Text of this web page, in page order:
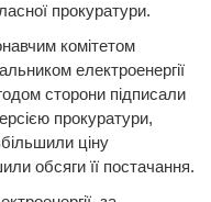
прокуратури.
комітетом
електроенергії
сторони підписали
прокуратури,
ціну
обсяги її постачання.